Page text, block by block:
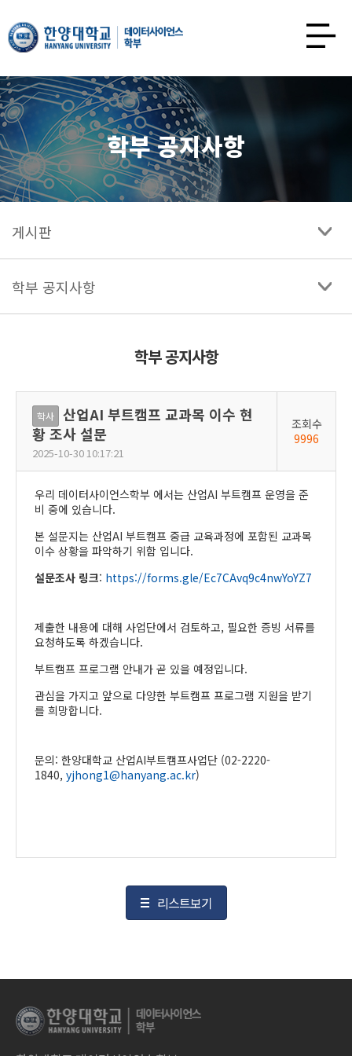
한양대학교
데이터사이언스학과
열기
학부 공지사항
게시판
학부 공지사항
학부 공지사항
학사
산업AI 부트캠프 교과목 이수 현
황 조사 설문
2025-10-30 10:17:21
조회수
9996
우리 데이터사이언스학부 에서는 산업AI 부트캠프 운영을 준
비 중에 있습니다.
본 설문지는 산업AI 부트캠프 중급 교육과정에 포함된 교과목
이수 상황을 파악하기 위함 입니다.
설문조사 링크: https://forms.gle/Ec7CAvq9c4nwYoYZ7
제출한 내용에 대해 사업단에서 검토하고, 필요한 증빙 서류를
요청하도록 하겠습니다.
부트캠프 프로그램 안내가 곧 있을 예정입니다.
관심을 가지고 앞으로 다양한 부트캠프 프로그램 지원을 받기
를 희망합니다.
문의: 한양대학교 산업AI부트캠프사업단 (02-2220-
1840, yjhong1@hanyang.ac.kr)
리스트보기